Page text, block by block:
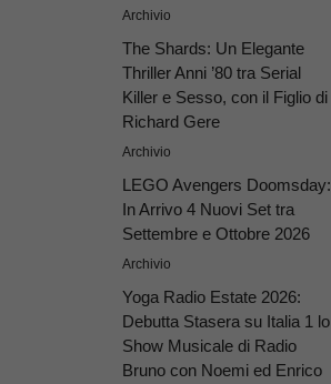
Archivio
The Shards: Un Elegante
Thriller Anni ’80 tra Serial
Killer e Sesso, con il Figlio di
Richard Gere
Archivio
LEGO Avengers Doomsday:
In Arrivo 4 Nuovi Set tra
Settembre e Ottobre 2026
Archivio
Yoga Radio Estate 2026:
Debutta Stasera su Italia 1 lo
Show Musicale di Radio
Bruno con Noemi ed Enrico